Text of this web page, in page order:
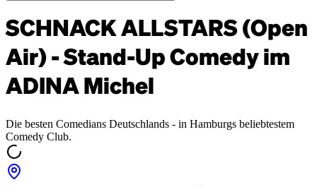
SCHNACK ALLSTARS (Open
Air) - Stand-Up Comedy im
ADINA Michel
Die besten Comedians Deutschlands - in Hamburgs beliebtestem
Comedy Club.